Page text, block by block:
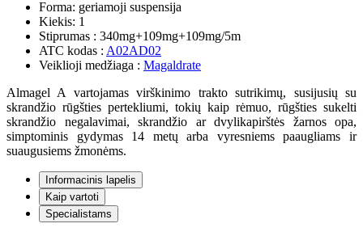
Forma: geriamoji suspensija
Kiekis: 1
Stiprumas : 340mg+109mg+109mg/5m
ATC kodas : A02AD02
Veiklioji medžiaga : Magaldrate
Almagel A vartojamas virškinimo trakto sutrikimų, susijusių su
skrandžio rūgšties pertekliumi, tokių kaip rėmuo, rūgšties sukelti
skrandžio negalavimai, skrandžio ar dvylikapirštės žarnos opa,
simptominis gydymas 14 metų arba vyresniems paaugliams ir
suaugusiems žmonėms.
Informacinis lapelis
Kaip vartoti
Specialistams